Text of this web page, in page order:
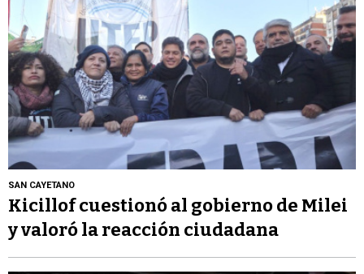
SAN CAYETANO
Kicillof cuestionó al gobierno de Milei
y valoró la reacción ciudadana